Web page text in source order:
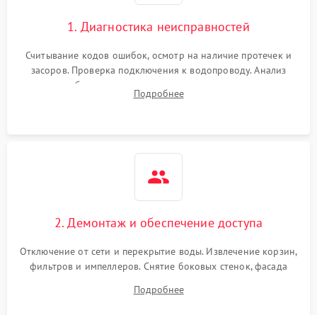
Проблемы с1. Диагностика неисправностей
Считывание кодов ошибок, осмотр на наличие протечек и
засоров. Проверка подключения к водопроводу. Анализ
жалоб на отсутствие слива, нагрева, вращения
разбрызгивателей или срабатывание системы защиты
Подробнее
2. Демонтаж и обеспечение доступа
Отключение от сети и перекрытие воды. Извлечение корзин,
фильтров и импеллеров. Снятие боковых стенок, фасада
циркуляционному насосу, ТЭНу и сливной помпе.
Подробнее